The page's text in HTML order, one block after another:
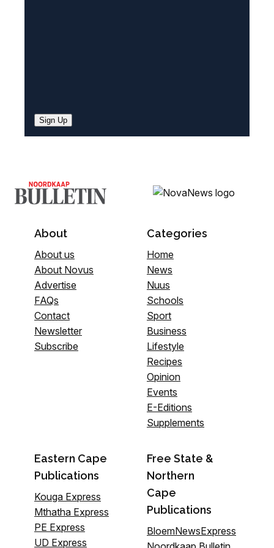
Sign Up
About
About us
About Novus
Advertise
FAQs
Contact
Newsletter
Subscribe
Categories
Home
News
Nuus
Schools
Sport
Business
Lifestyle
Recipes
Opinion
Events
E-Editions
Supplements
Eastern Cape
Publications
Kouga Express
Mthatha Express
PE Express
UD Express
Free State &
Northern
Cape
Publications
BloemNewsExpress